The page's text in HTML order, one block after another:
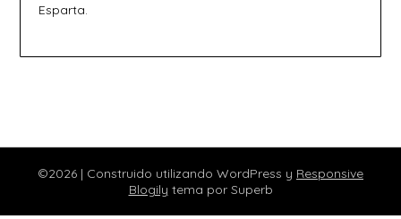
Esparta.
©2026 | Construido utilizando WordPress y Responsive
Blogily tema por Superb